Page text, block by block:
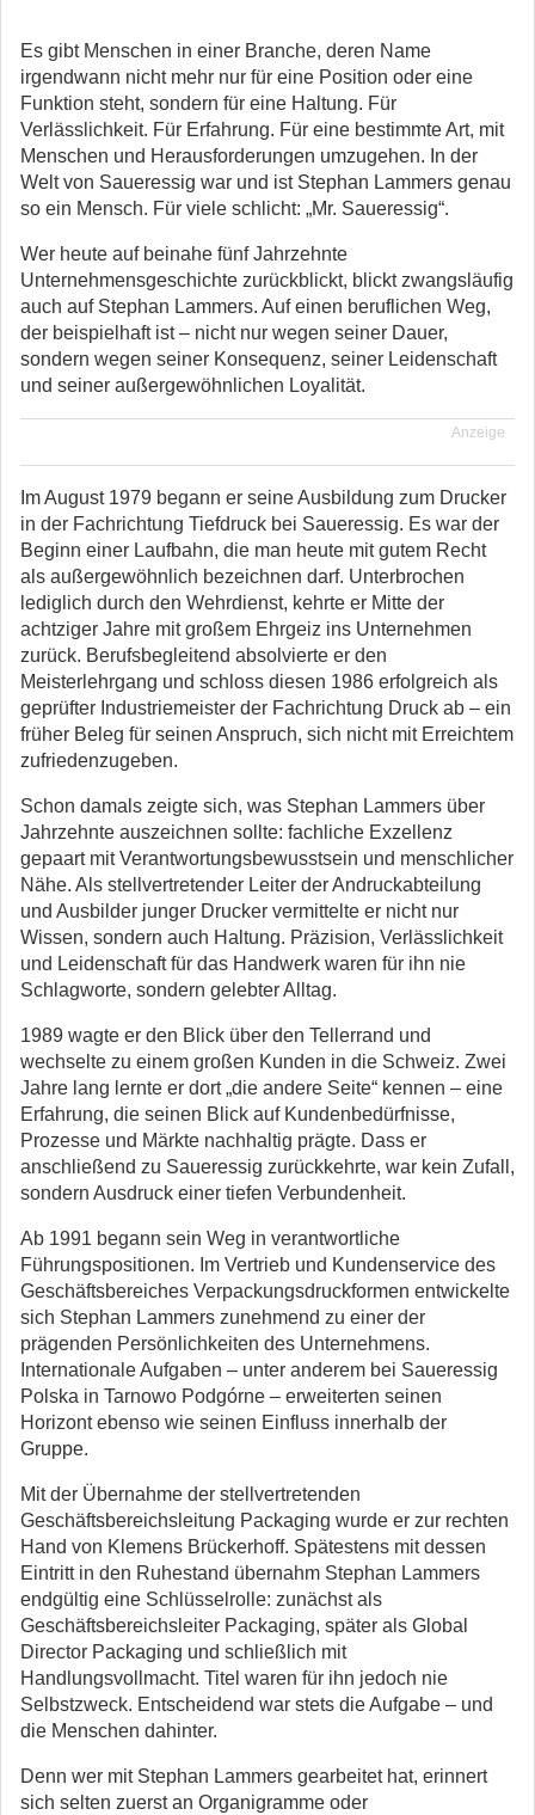
Es gibt Menschen in einer Branche, deren Name
irgendwann nicht mehr nur für eine Position oder eine
Funktion steht, sondern für eine Haltung. Für
Verlässlichkeit. Für Erfahrung. Für eine bestimmte Art, mit
Menschen und Herausforderungen umzugehen. In der
Welt von Saueressig war und ist Stephan Lammers genau
so ein Mensch. Für viele schlicht: „Mr. Saueressig“.
Wer heute auf beinahe fünf Jahrzehnte
Unternehmensgeschichte zurückblickt, blickt zwangsläufig
auch auf Stephan Lammers. Auf einen beruflichen Weg,
der beispielhaft ist – nicht nur wegen seiner Dauer,
sondern wegen seiner Konsequenz, seiner Leidenschaft
und seiner außergewöhnlichen Loyalität.
Anzeige
Im August 1979 begann er seine Ausbildung zum Drucker
in der Fachrichtung Tiefdruck bei Saueressig. Es war der
Beginn einer Laufbahn, die man heute mit gutem Recht
als außergewöhnlich bezeichnen darf. Unterbrochen
lediglich durch den Wehrdienst, kehrte er Mitte der
achtziger Jahre mit großem Ehrgeiz ins Unternehmen
zurück. Berufsbegleitend absolvierte er den
Meisterlehrgang und schloss diesen 1986 erfolgreich als
geprüfter Industriemeister der Fachrichtung Druck ab – ein
früher Beleg für seinen Anspruch, sich nicht mit Erreichtem
zufriedenzugeben.
Schon damals zeigte sich, was Stephan Lammers über
Jahrzehnte auszeichnen sollte: fachliche Exzellenz
gepaart mit Verantwortungsbewusstsein und menschlicher
Nähe. Als stellvertretender Leiter der Andruckabteilung
und Ausbilder junger Drucker vermittelte er nicht nur
Wissen, sondern auch Haltung. Präzision, Verlässlichkeit
und Leidenschaft für das Handwerk waren für ihn nie
Schlagworte, sondern gelebter Alltag.
1989 wagte er den Blick über den Tellerrand und
wechselte zu einem großen Kunden in die Schweiz. Zwei
Jahre lang lernte er dort „die andere Seite“ kennen – eine
Erfahrung, die seinen Blick auf Kundenbedürfnisse,
Prozesse und Märkte nachhaltig prägte. Dass er
anschließend zu Saueressig zurückkehrte, war kein Zufall,
sondern Ausdruck einer tiefen Verbundenheit.
Ab 1991 begann sein Weg in verantwortliche
Führungspositionen. Im Vertrieb und Kundenservice des
Geschäftsbereiches Verpackungsdruckformen entwickelte
sich Stephan Lammers zunehmend zu einer der
prägenden Persönlichkeiten des Unternehmens.
Internationale Aufgaben – unter anderem bei Saueressig
Polska in Tarnowo Podgórne – erweiterten seinen
Horizont ebenso wie seinen Einfluss innerhalb der
Gruppe.
Mit der Übernahme der stellvertretenden
Geschäftsbereichsleitung Packaging wurde er zur rechten
Hand von Klemens Brückerhoff. Spätestens mit dessen
Eintritt in den Ruhestand übernahm Stephan Lammers
endgültig eine Schlüsselrolle: zunächst als
Geschäftsbereichsleiter Packaging, später als Global
Director Packaging und schließlich mit
Handlungsvollmacht. Titel waren für ihn jedoch nie
Selbstzweck. Entscheidend war stets die Aufgabe – und
die Menschen dahinter.
Denn wer mit Stephan Lammers gearbeitet hat, erinnert
sich selten zuerst an Organigramme oder